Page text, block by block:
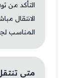
التأكد من
الانتقال
المناسب
متى